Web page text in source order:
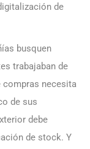
de
busquen
trabajaban de
compras necesita
de sus
debe
de stock. Y